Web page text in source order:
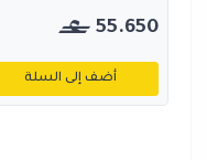
55.650
أضف إلى السلة